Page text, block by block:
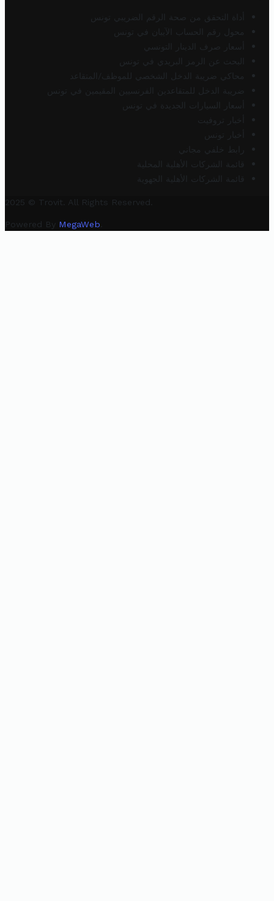
أداة التحقق من صحة الرقم الضريبي تونس
محول رقم الحساب الآيبان في تونس
أسعار صرف الدينار التونسي
البحث عن الرمز البريدي في تونس
محاكي ضريبة الدخل الشخصي للموظف/المتقاعد
ضريبة الدخل للمتقاعدين الفرنسيين المقيمين في تونس
أسعار السيارات الجديدة في تونس
أخبار تروفيت
أخبار تونس
رابط خلفي مجاني
قائمة الشركات الأهلية المحلية
قائمة الشركات الأهلية الجهوية
2025 © Trovit. All Rights Reserved.
Powered By MegaWeb